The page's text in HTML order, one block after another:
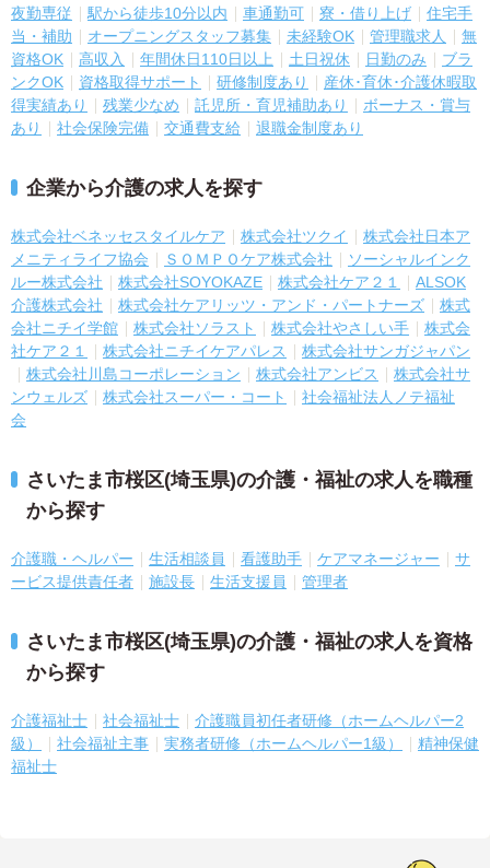
夜勤専従 駅から徒歩10分以内 車通勤可 寮・借り上げ
住宅手
当・補助
オープニングスタッフ募集 未経験OK 管理職求人
無
資格OK
高収入 年間休日110日以上 土日祝休 日勤のみ
ブラ
ンクOK
資格取得サポート 研修制度あり
産休･育休･介護休暇取
得実績あり
残業少なめ 託児所・育児補助あり
ボーナス・賞与
あり
社会保険完備 交通費支給 退職金制度あり
企業から介護の求人を探す
株式会社ベネッセスタイルケア 株式会社ツクイ
株式会社日本ア
メニティライフ協会
ＳＯＭＰＯケア株式会社
ソーシャルインク
ルー株式会社
株式会社SOYOKAZE 株式会社ケア２１
ALSOK
介護株式会社
株式会社ケアリッツ・アンド・パートナーズ
株式
会社ニチイ学館
株式会社ソラスト 株式会社やさしい手
株式会
社ケア２１
株式会社ニチイケアパレス
株式会社サンガジャパン
株式会社川島コーポレーション
株式会社アンビス
株式会社サ
ンウェルズ
株式会社スーパー・コート
社会福祉法人ノテ福祉
会
さいたま市桜区(埼玉県)の介護・福祉の求人を職種
から探す
介護職・ヘルパー 生活相談員 看護助手 ケアマネージャー
サ
ービス提供責任者
施設長 生活支援員 管理者
さいたま市桜区(埼玉県)の介護・福祉の求人を資格
から探す
介護福祉士 社会福祉士
介護職員初任者研修（ホームヘルパー2
級）
社会福祉主事 実務者研修（ホームヘルパー1級）
精神保健
福祉士